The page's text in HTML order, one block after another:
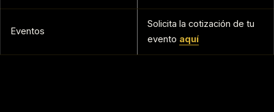
Eventos
Solicita la cotización de tu
evento aquí